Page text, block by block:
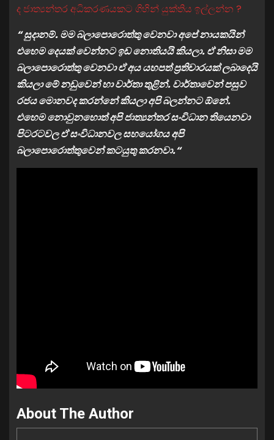
ද ජාත්‍යන්තර අධිකරණයකට ගිහින් යුක්තිය ඉල්ලන්න ?
“ සුදානම්. මම බලාපොරොත්තු වෙනවා අපේ නායකයින්
එහෙම දෙයක් වෙන්නට ඉඩ නොතියයි කියලා. ඒ නිසා මම
බලාපොරොත්තු වෙනවා ඒ අය යහපත් ප්‍රතිචාරයක් ලබාදෙයි
කියලා මේ නඩුවෙන් හා වාර්තා තුළින්. වාර්තාවෙන් පසුව
රජය මොනවද කරන්නේ කියලා අපි බලන්නට ඕනේ.
එහෙම නොවුනහොත් අපි ජාත්‍යන්තර සංවිධාන තියෙනවා
පිටරටවල ඒ සංවිධානවල සහයෝගය අපි
බලාපොරොත්තුවෙන් කටයුතු කරනවා.“
About The Author